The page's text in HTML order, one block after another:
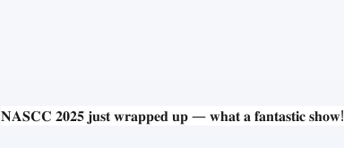
𝐍𝐀𝐒𝐂𝐂 𝟐𝟎𝟐𝟓 𝐣𝐮𝐬𝐭 𝐰𝐫𝐚𝐩𝐩𝐞𝐝 𝐮𝐩 — 𝐰𝐡𝐚𝐭 𝐚 𝐟𝐚𝐧𝐭𝐚𝐬𝐭𝐢𝐜 𝐬𝐡𝐨𝐰!